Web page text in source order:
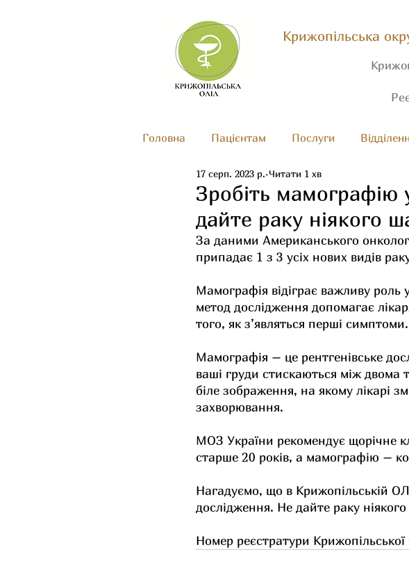
Крижопільська
Головна Пацієнтам Послуги
Зробіть мамографію
дайте раку ніякого
17 серп. 2023 р. Читати 1 хв
За даними Американського
припадає 1 з 3 усіх нових видів
Мамографія відіграє важливу
метод дослідження допомагає
того, як з’являться перші симптоми.
Мамографія – це рентгенівське
ваші груди стискаються між
біле зображення, на якому лікарі
захворювання.
МОЗ України рекомендує щорічне
старше 20 років, а мамографію –
Нагадуємо, що в Крижопільській
дослідження. Не дайте раку
Номер реєстратури